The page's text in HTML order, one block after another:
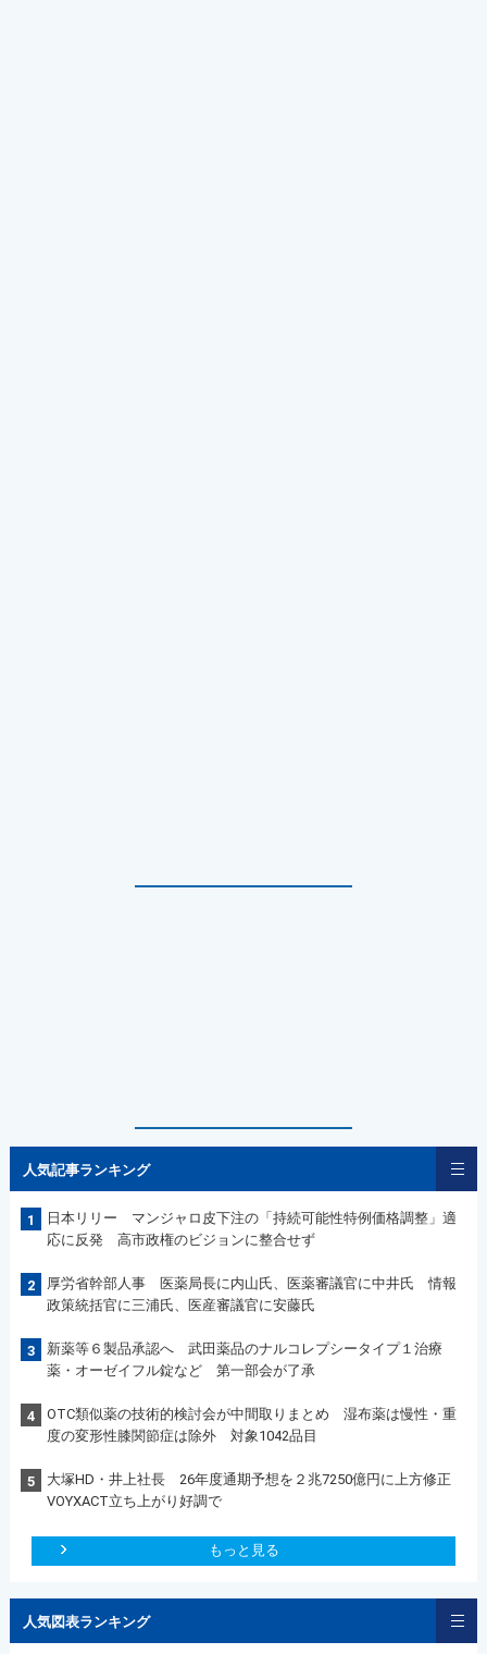
人気記事ランキング
1
日本リリー マンジャロ皮下注の「持続可能性特例価格調整」適
応に反発 高市政権のビジョンに整合せず
2
厚労省幹部人事 医薬局長に内山氏、医薬審議官に中井氏 情報
政策統括官に三浦氏、医産審議官に安藤氏
3
新薬等６製品承認へ 武田薬品のナルコレプシータイプ１治療
薬・オーゼイフル錠など 第一部会が了承
4
OTC類似薬の技術的検討会が中間取りまとめ 湿布薬は慢性・重
度の変形性膝関節症は除外 対象1042品目
5
大塚HD・井上社長 26年度通期予想を２兆7250億円に上方修正
VOYXACT立ち上がり好調で
もっと見る
人気図表ランキング